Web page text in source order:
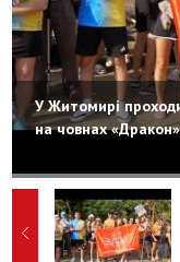
У Житомирі
на човнах «Дракон»